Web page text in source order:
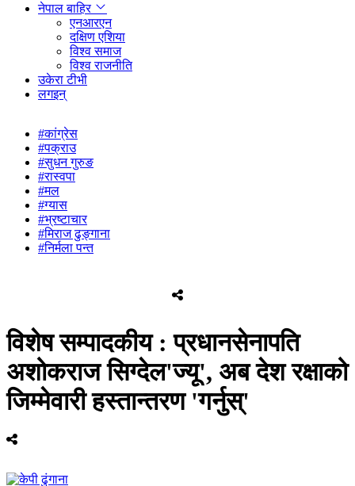
नेपाल बाहिर
एनआरएन
दक्षिण एशिया
विश्व समाज
विश्व राजनीति
उकेरा टीभी
लगइन्
#कांग्रेस
#पक्राउ
#सुधन गुरुङ
#रास्वपा
#मल
#ग्यास
#भ्रष्टाचार
#मिराज ढुङ्गाना
#निर्मला पन्त
विशेष सम्पादकीय : प्रधानसेनापति
अशोकराज सिग्देल'ज्यू', अब देश रक्षाको
जिम्मेवारी हस्तान्तरण 'गर्नुस्'